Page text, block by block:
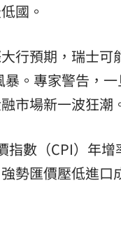
國。
行預期，瑞士可
。專家警告，
市場新一波狂潮
數（CPI）年
勢匯價壓低進口